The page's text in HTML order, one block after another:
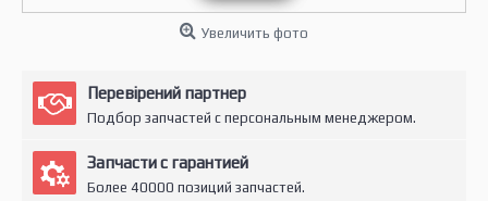
Увеличить фото
Перевірений партнер
Подбор запчастей с персональным менеджером.
Запчасти с гарантией
Более 40000 позиций запчастей.